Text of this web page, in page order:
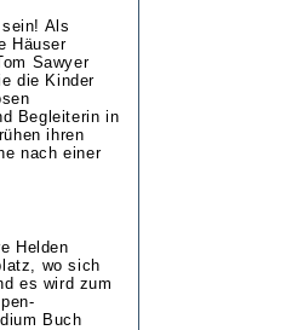
Als
Häuser
Sawyer
die Kinder
Begleiterin in
ihren
nach einer
Helden
wo sich
es wird zum
Buch